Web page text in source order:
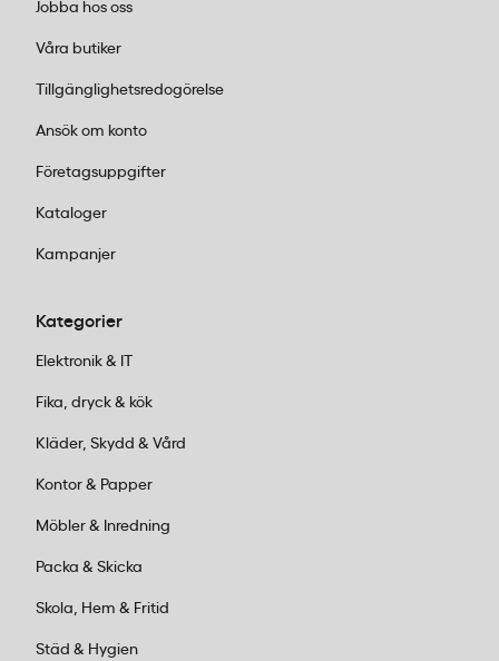
Jobba hos oss
Våra butiker
Tillgänglighetsredogörelse
Ansök om konto
Företagsuppgifter
Kataloger
Kampanjer
Kategorier
Elektronik & IT
Fika, dryck & kök
Kläder, Skydd & Vård
Kontor & Papper
Möbler & Inredning
Packa & Skicka
Skola, Hem & Fritid
Städ & Hygien